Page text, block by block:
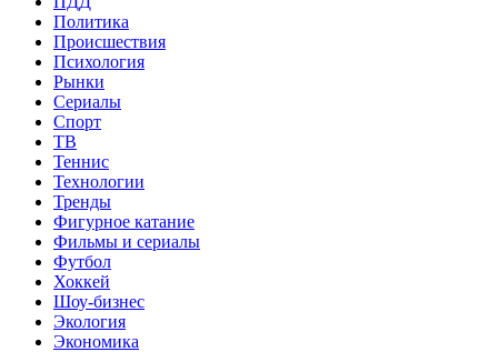
Политика
Происшествия
Психология
Рынки
Сериалы
Спорт
ТВ
Теннис
Технологии
Тренды
Фигурное катание
Фильмы и сериалы
Футбол
Хоккей
Шоу-бизнес
Экология
Экономика